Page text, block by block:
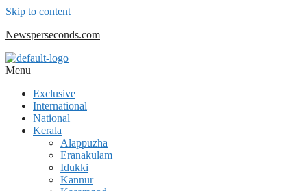
Skip to content
Newsperseconds.com
Menu
Exclusive
International
National
Kerala
Alappuzha
Eranakulam
Idukki
Kannur